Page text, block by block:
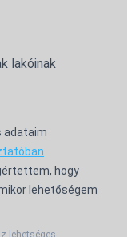
lakóinak
adataim
hogy
lehetőségem
lehetséges.